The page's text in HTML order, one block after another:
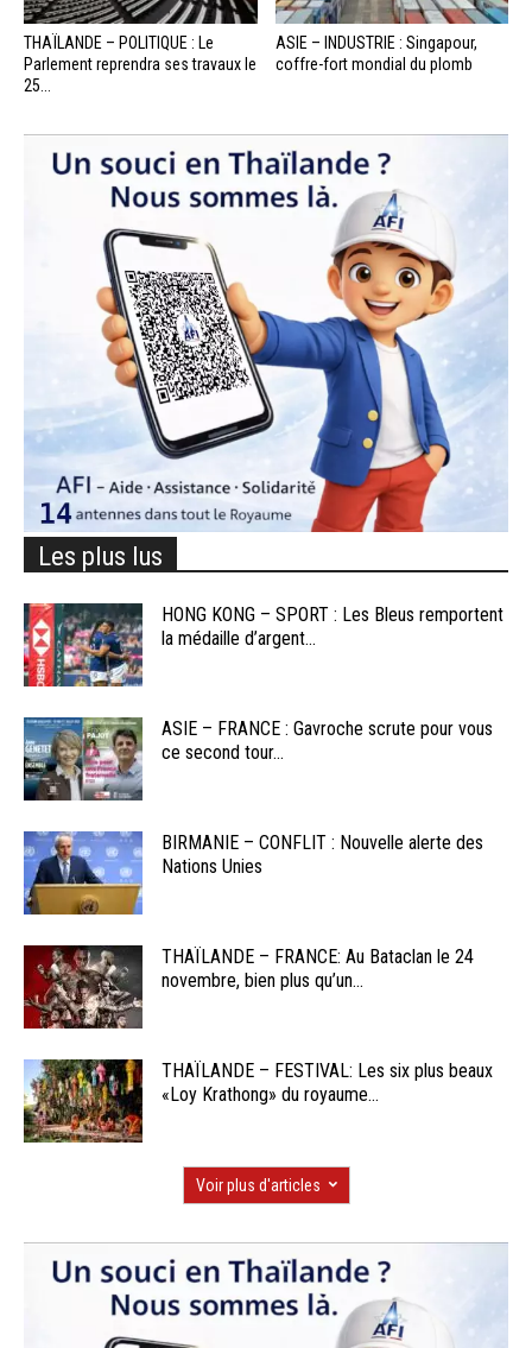
THAÏLANDE – POLITIQUE : Le
Parlement reprendra ses travaux le
25...
ASIE – INDUSTRIE : Singapour,
coffre-fort mondial du plomb
Les plus lus
HONG KONG – SPORT : Les Bleus remportent
la médaille d’argent...
ASIE – FRANCE : Gavroche scrute pour vous
ce second tour...
BIRMANIE – CONFLIT : Nouvelle alerte des
Nations Unies
THAÏLANDE – FRANCE: Au Bataclan le 24
novembre, bien plus qu’un...
THAÏLANDE – FESTIVAL: Les six plus beaux
«Loy Krathong» du royaume...
Voir plus d'articles